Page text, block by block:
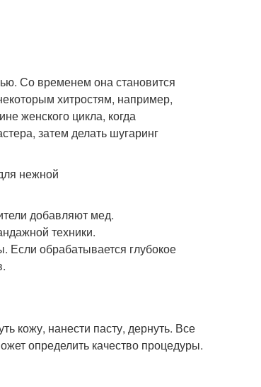
Со временем она становится
хитростям, например,
женского цикла, когда
затем делать шугаринг
добавляют мед.
техники.
Если обрабатывается глубокое
кожу, нанести пасту, дернуть. Все
определить качество процедуры.